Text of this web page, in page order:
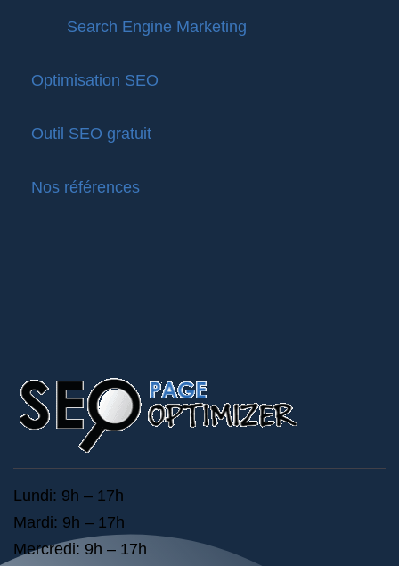
Search Engine Marketing
Optimisation SEO
Outil SEO gratuit
Nos références
Lundi: 9h – 17h
Mardi: 9h – 17h
Mercredi: 9h – 17h